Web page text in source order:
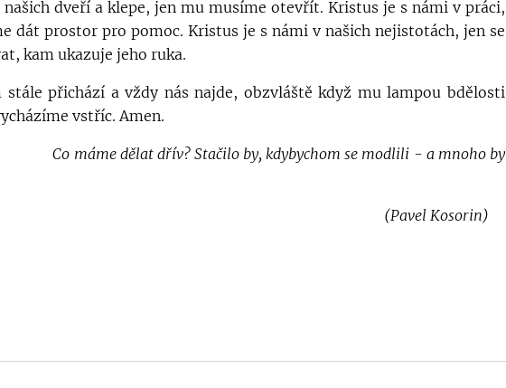
dveří a klepe, jen mu musíme otevřít. Kristus je s námi v práci,
dát prostor pro pomoc. Kristus je s námi v našich nejistotách, jen se
kam ukazuje jeho ruka.
stále přichází a vždy nás najde, obzvláště když mu lampou bdělosti
vstříc. Amen.
dřív? Stačilo by, kdybychom se modlili - a mnoho by
(Pavel Kosorin)